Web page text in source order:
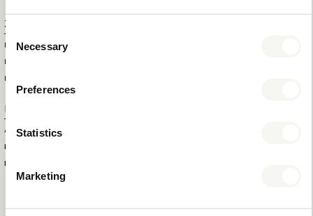
Consent
Selection
Necessary
Preferences
Statistics
Marketing
Zusatzinformation
MARKE
FARBE
MATERIAL
Produktnummer
ARTIKELNUMMER
EAN
KOLLEKTION